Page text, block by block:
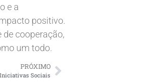
e a
positivo.
cooperação,
um todo.
PRÓXIMO
Sociais